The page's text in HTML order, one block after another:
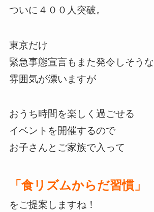
ついに４００人突破。
東京だけ
緊急事態宣言もまた発令しそうな
雰囲気が漂いますが
おうち時間を楽しく過ごせる
イベントを開催するので
お子さんとご家族で入って
「食リズムからだ習慣」
をご提案しますね！